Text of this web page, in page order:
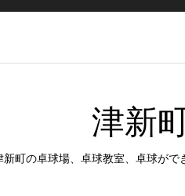
津新
新町の卓球場、卓球教室、卓球がで